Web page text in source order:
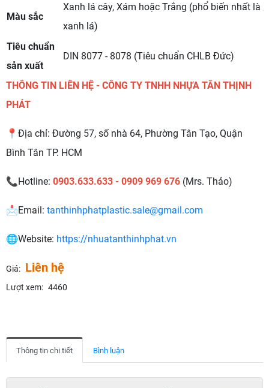
Màu sắc
Xanh lá cây, Xám hoặc Trắng (phổ biến nhất là
xanh lá)
Tiêu chuẩn
sản xuất
DIN 8077 - 8078 (Tiêu chuẩn CHLB Đức)
THÔNG TIN LIÊN HỆ - CÔNG TY TNHH NHỰA TÂN THỊNH
PHÁT
📍 Địa chỉ: Đường 57, số nhà 64, Phường Tân Tạo, Quận
Bình Tân TP. HCM
📞Hotline: 0903.633.633 - 0909 969 676 (Mrs. Thảo)
📩Email: tanthinhphatplastic.sale@gmail.com
🌐Website: https://nhuatanthinhphat.vn
Giá: Liên hệ
Lượt xem: 4460
Thông tin chi tiết Bình luận